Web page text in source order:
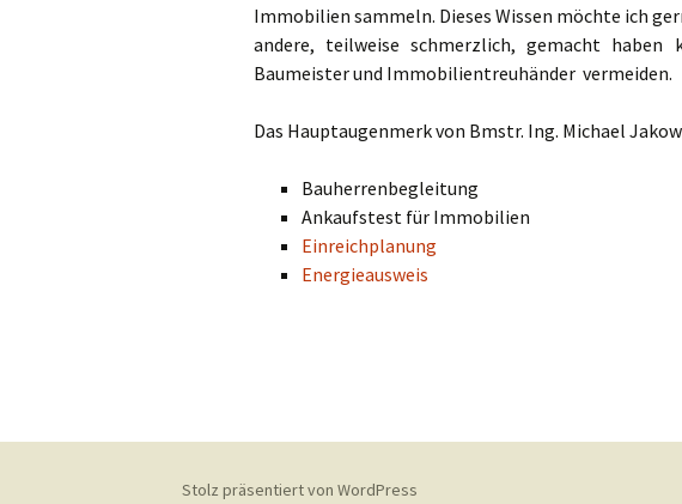
Immobilien sammeln. Dieses Wissen möchte ich
andere, teilweise schmerzlich, gemacht
Baumeister und Immobilientreuhänder vermeiden.
Das Hauptaugenmerk von Bmstr. Ing. Michael
Bauherrenbegleitung
Ankaufstest für Immobilien
Einreichplanung
Energieausweis
Stolz präsentiert von WordPress